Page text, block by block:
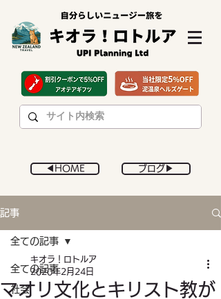
◀︎HOME ブログ▶︎
記事
全ての記事
社会
全ての記事
マオリ文化とキリスト教が
キオラ！ロトルア
2020年2月24日